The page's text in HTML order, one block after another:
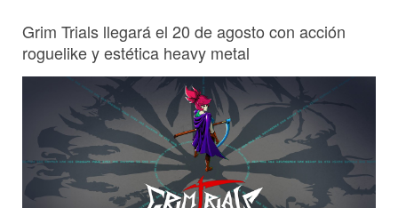
Grim Trials llegará el 20 de agosto con acción
roguelike y estética heavy metal